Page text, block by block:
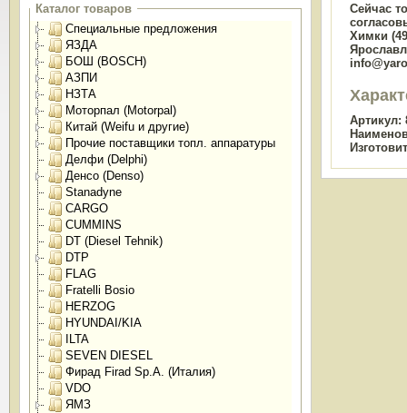
Каталог товаров
Специальные предложения
ЯЗДА
БОШ (BOSCH)
АЗПИ
НЗТА
Моторпал (Motorpal)
Китай (Weifu и другие)
Прочие поставщики топл. аппаратуры
Делфи (Delphi)
Денсо (Denso)
Stanadyne
CARGO
CUMMINS
DT (Diesel Tehnik)
DTP
FLAG
Fratelli Bosio
HERZOG
HYUNDAI/KIA
ILTA
SEVEN DIESEL
Фирад Firad Sp.A. (Италия)
VDO
ЯМЗ
Сейчас
Химки
Артикул: